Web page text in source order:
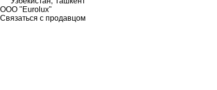
ООО "Eurolux"
Связаться с продавцом